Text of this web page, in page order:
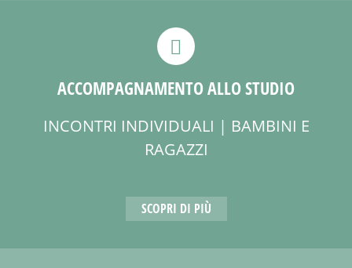
ACCOMPAGNAMENTO ALLO STUDIO
INCONTRI INDIVIDUALI | BAMBINI E
RAGAZZI
SCOPRI DI PIÙ